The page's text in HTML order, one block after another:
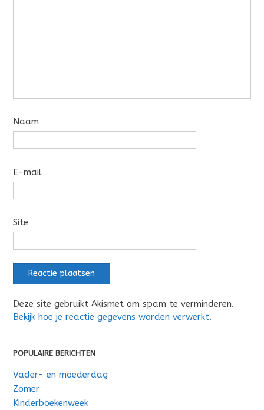
Naam
E-mail
Site
Deze site gebruikt Akismet om spam te verminderen.
Bekijk hoe je reactie gegevens worden verwerkt.
POPULAIRE BERICHTEN
Vader- en moederdag
Zomer
Kinderboekenweek